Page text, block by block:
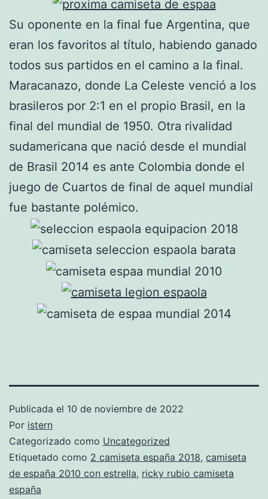
Su oponente en la final fue Argentina, que
eran los favoritos al título, habiendo ganado
todos sus partidos en el camino a la final.
Maracanazo, donde La Celeste venció a los
brasileros por 2:1 en el propio Brasil, en la
final del mundial de 1950. Otra rivalidad
sudamericana que nació desde el mundial
de Brasil 2014 es ante Colombia donde el
juego de Cuartos de final de aquel mundial
fue bastante polémico.
Publicada el 10 de noviembre de 2022
Por istern
Categorizado como Uncategorized
Etiquetado como 2 camiseta españa 2018, camiseta
de españa 2010 con estrella, ricky rubio camiseta
españa